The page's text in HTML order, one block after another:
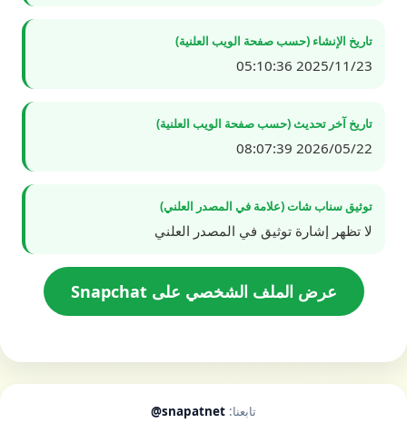
تاريخ الإنشاء (حسب صفحة الويب العلنية)
2025/11/23 05:10:36
تاريخ آخر تحديث (حسب صفحة الويب العلنية)
2026/05/22 08:07:39
توثيق سناب شات (علامة في المصدر العلني)
لا تظهر إشارة توثيق في المصدر العلني
عرض الملف الشخصي على Snapchat
تابعنا: @snapatnet